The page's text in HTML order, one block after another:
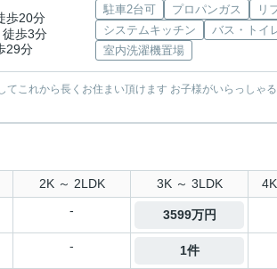
歩20分
歩3分
29分
駐車2台可 プロパンガス
リ
システムキッチン
バス・トイ
室内洗濯機置場
これから長くお住まい頂けます お子様がいらっしゃ
2K ～ 2LDK 3K ～ 3LDK
- 3599万円
- 1件